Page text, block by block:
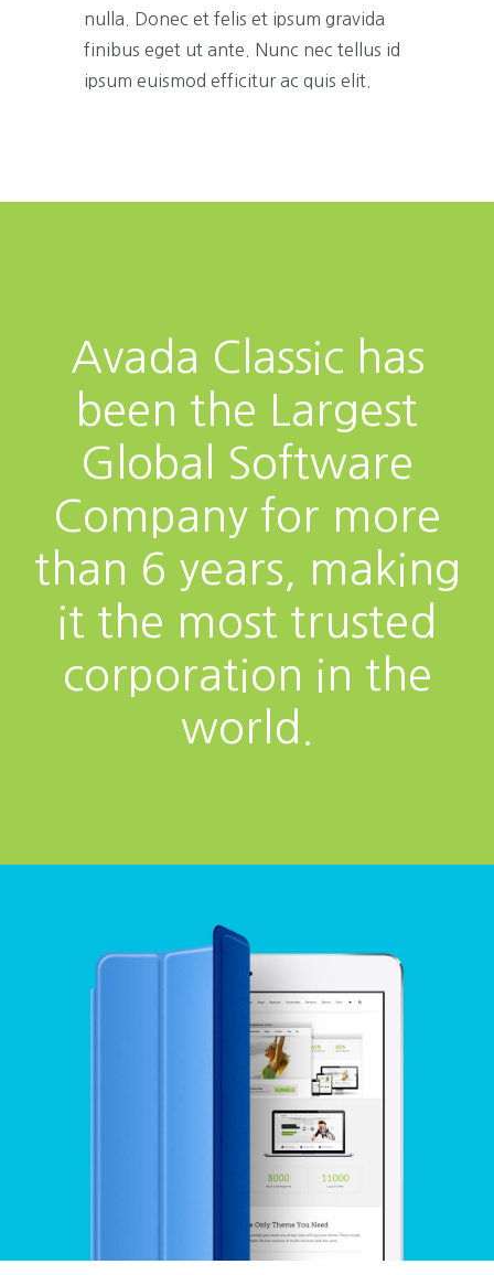
nulla. Donec et felis et ipsum gravida
finibus eget ut ante. Nunc nec tellus id
ipsum euismod efficitur ac quis elit.
Avada Classic has
been the Largest
Global Software
Company for more
than 6 years, making
it the most trusted
corporation in the
world.